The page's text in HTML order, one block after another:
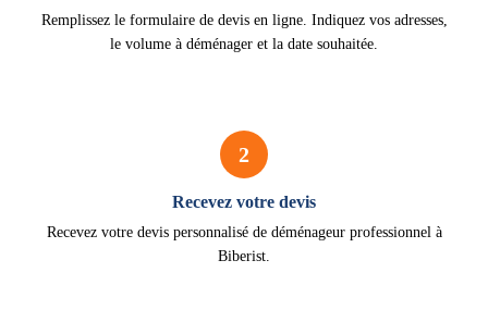
Remplissez le formulaire de devis en ligne. Indiquez vos adresses,
le volume à déménager et la date souhaitée.
2
Recevez votre devis
Recevez votre devis personnalisé de déménageur professionnel à
Biberist.